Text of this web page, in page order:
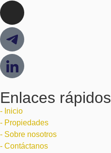
Enlaces rápidos
- Inicio
- Propiedades
- Sobre nosotros
- Contáctanos